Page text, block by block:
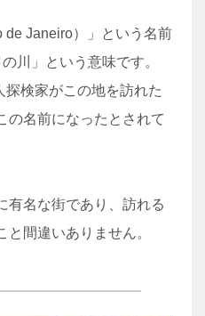
de Janeiro）」という名前
川」という意味です。
検家がこの地を訪れた
の名前になったとされて
有名な街であり、訪れる
間違いありません。